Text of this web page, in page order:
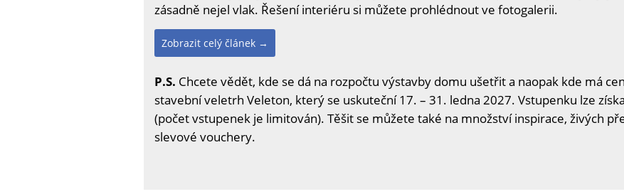
zásadně nejel vlak. Řešení interiéru si můžete prohlédnout ve fotogalerii.
Zobrazit celý článek →
P.S. Chcete vědět, kde se dá na rozpočtu výstavby domu ušetřit a naopak kde má
stavební veletrh Veleton, který se uskuteční 17. – 31. ledna 2027. Vstupenku lze
(počet vstupenek je limitován). Těšit se můžete také na množství inspirace, živých
slevové vouchery.